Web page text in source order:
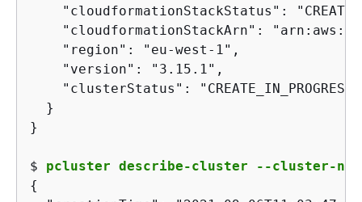
"cloudformationStackStatus":
"cloudformationStackArn":
    "region": "eu-west-1",
    "version": "3.15.1",
    "clusterStatus": "CREATE_IN_PROGRESS"
  }
$ pcluster describe-cluster --cluster-
{